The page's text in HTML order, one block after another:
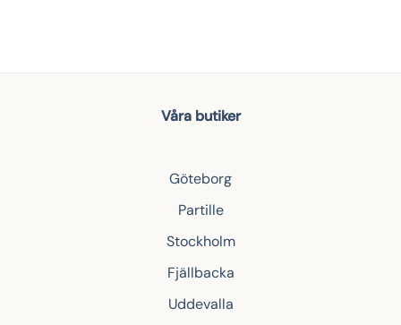
Våra butiker
Göteborg
Partille
Stockholm
Fjällbacka
Uddevalla